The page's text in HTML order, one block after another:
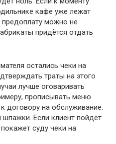
кафе уже лежат
можно не
придётся отдать
остались чеки на
траты на этого
лучше оговаривать
прописывать меню
договору на обслуживание.
Если клиент пойдёт
суду чеки на